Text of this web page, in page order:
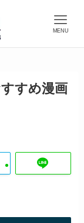
MENU
すめ漫画